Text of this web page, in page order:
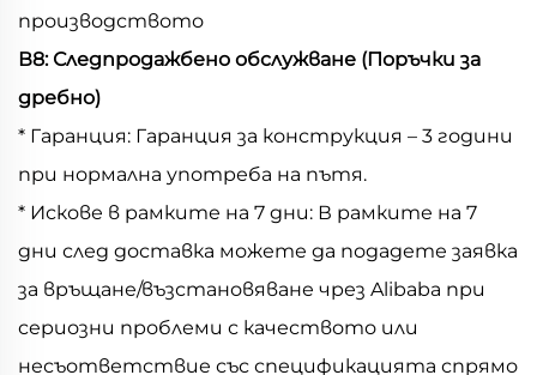
производството
В8: Следпродажбено обслужване (Поръчки за
дребно)
* Гаранция: Гаранция за конструкция – 3 години
при нормална употреба на пътя.
* Искове в рамките на 7 дни: В рамките на 7
дни след доставка можете да подадете заявка
за връщане/възстановяване чрез Alibaba при
сериозни проблеми с качеството или
несъответствие със спецификацията спрямо